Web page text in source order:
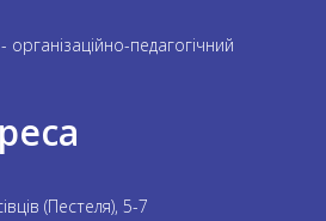
педагогічний
(Пестеля), 5-7